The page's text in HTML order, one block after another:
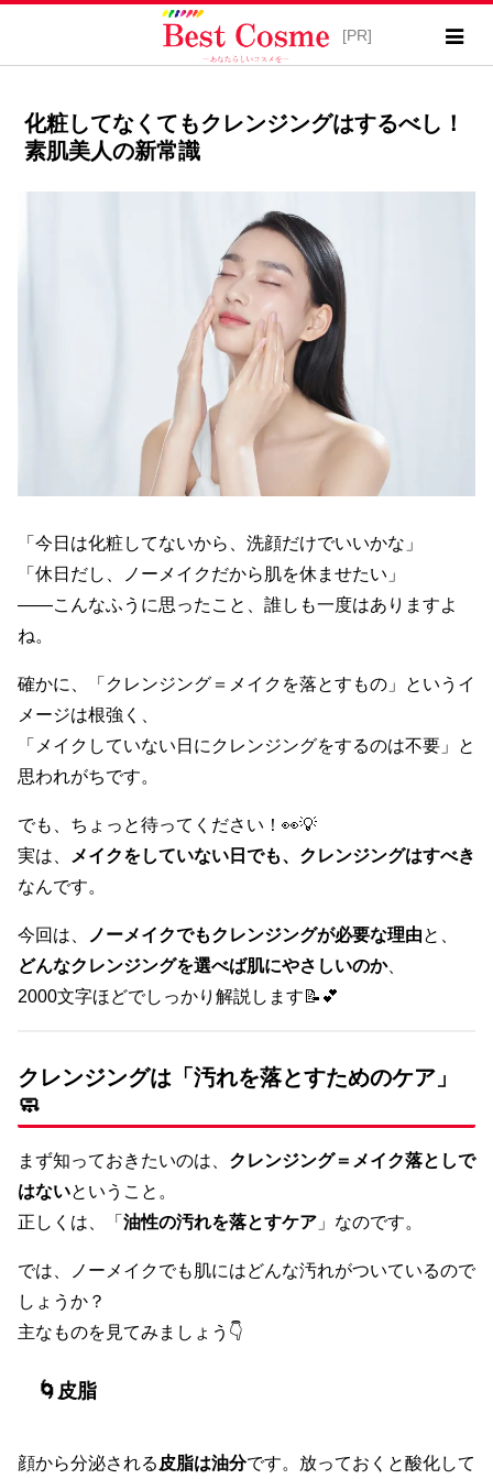
化粧してなくてもクレンジングはするべし！
素肌美人の新常識
「今日は化粧してないから、洗顔だけでいいかな」
「休日だし、ノーメイクだから肌を休ませたい」
――こんなふうに思ったこと、誰しも一度はありますよ
ね。
確かに、「クレンジング＝メイクを落とすもの」というイ
メージは根強く、
「メイクしていない日にクレンジングをするのは不要」と
思われがちです。
でも、ちょっと待ってください！👀💡
実は、
メイクをしていない日でも、クレンジングはすべき
なんです。
今回は、 ノーメイクでもクレンジングが必要な理由と、
どんなクレンジングを選べば肌にやさしいのか、
2000文字ほどでしっかり解説します📝💕
クレンジングは「汚れを落とすためのケア」
🧼
まず知っておきたいのは、 クレンジング＝メイク落としで
はないということ。
正しくは、「 油性の汚れを落とすケア 」なのです。
では、ノーメイクでも肌にはどんな汚れがついているので
しょうか？
主なものを見てみましょう👇
🌀皮脂
顔から分泌される 皮脂は油分です。放っておくと酸化して